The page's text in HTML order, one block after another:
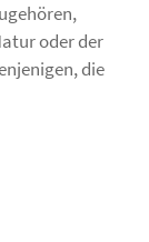
oder der
die